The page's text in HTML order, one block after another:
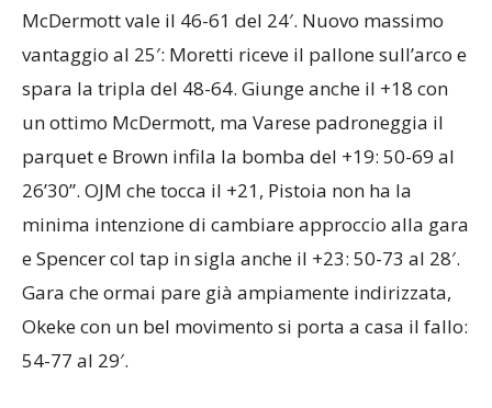
McDermott vale il 46-61 del 24′. Nuovo massimo
vantaggio al 25′: Moretti riceve il pallone sull’arco e
spara la tripla del 48-64. Giunge anche il +18 con
un ottimo McDermott, ma Varese padroneggia il
parquet e Brown infila la bomba del +19: 50-69 al
26’30”. OJM che tocca il +21, Pistoia non ha la
minima intenzione di cambiare approccio alla gara
e Spencer col tap in sigla anche il +23: 50-73 al 28′.
Gara che ormai pare già ampiamente indirizzata,
Okeke con un bel movimento si porta a casa il fallo:
54-77 al 29′.